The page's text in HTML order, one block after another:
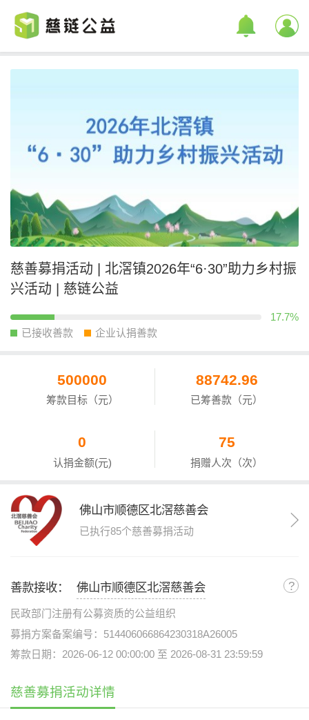
慈善募捐活动 | 北滘镇2026年“6·30”助力乡村振
兴活动 | 慈链公益
17.7%
已接收善款
企业认捐善款
500000
筹款目标（元）
88742.96
已筹善款（元）
0
认捐金额(元)
75
捐赠人次（次）
佛山市顺德区北滘慈善会
已执行85个慈善募捐活动
善款接收： 佛山市顺德区北滘慈善会 ?
民政部门注册有公募资质的公益组织
募捐方案备案编号：514406066864230318A26005
筹款日期：2026-06-12 00:00:00 至 2026-08-31 23:59:59
慈善募捐活动详情